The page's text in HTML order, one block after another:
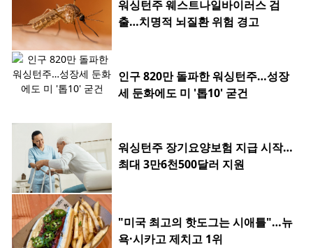
워싱턴주 웨스트나일바이러스 검
출…치명적 뇌질환 위험 경고
인구 820만 돌파한 워싱턴주…성장
세 둔화에도 미 '톱10' 굳건
워싱턴주 장기요양보험 지급 시작…
최대 3만6천500달러 지원
"미국 최고의 핫도그는 시애틀"…뉴
욕·시카고 제치고 1위